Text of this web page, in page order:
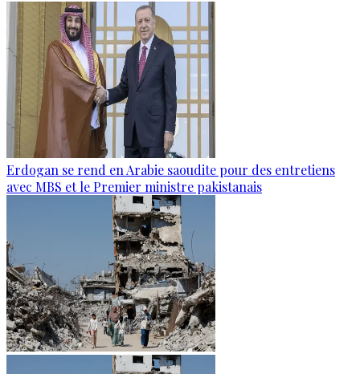
Erdogan se rend en Arabie saoudite pour des entretiens
avec MBS et le Premier ministre pakistanais